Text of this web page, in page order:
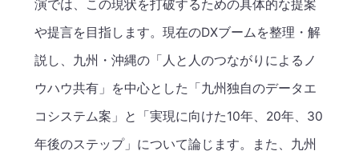
演では、この現状を打破するための具体的な提案
や提言を目指します。現在のDXブームを整理・解
説し、九州・沖縄の「人と人のつながりによるノ
ウハウ共有」を中心とした「九州独自のデータエ
コシステム案」と「実現に向けた10年、20年、30
年後のステップ」について論じます。また、九州